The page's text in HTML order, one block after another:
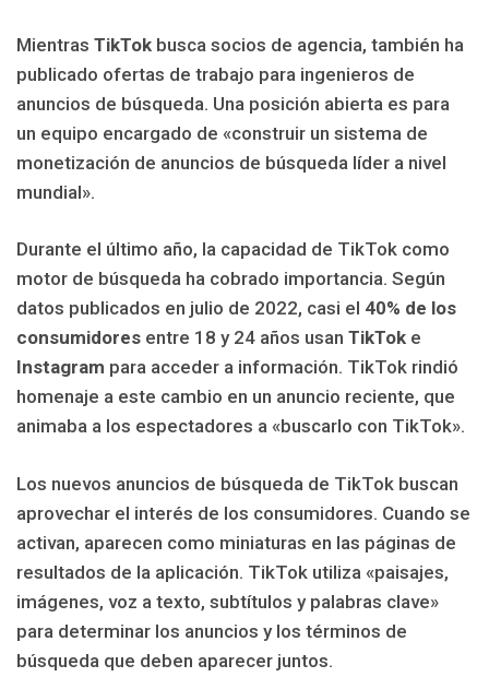
Mientras TikTok busca socios de agencia, también ha
publicado ofertas de trabajo para ingenieros de
anuncios de búsqueda. Una posición abierta es para
un equipo encargado de «construir un sistema de
monetización de anuncios de búsqueda líder a nivel
mundial».
Durante el último año, la capacidad de TikTok como
motor de búsqueda ha cobrado importancia. Según
datos publicados en julio de 2022, casi el 40% de los
consumidores entre 18 y 24 años usan TikTok e
Instagram para acceder a información. TikTok rindió
homenaje a este cambio en un anuncio reciente, que
animaba a los espectadores a «buscarlo con TikTok».
Los nuevos anuncios de búsqueda de TikTok buscan
aprovechar el interés de los consumidores. Cuando se
activan, aparecen como miniaturas en las páginas de
resultados de la aplicación. TikTok utiliza «paisajes,
imágenes, voz a texto, subtítulos y palabras clave»
para determinar los anuncios y los términos de
búsqueda que deben aparecer juntos.